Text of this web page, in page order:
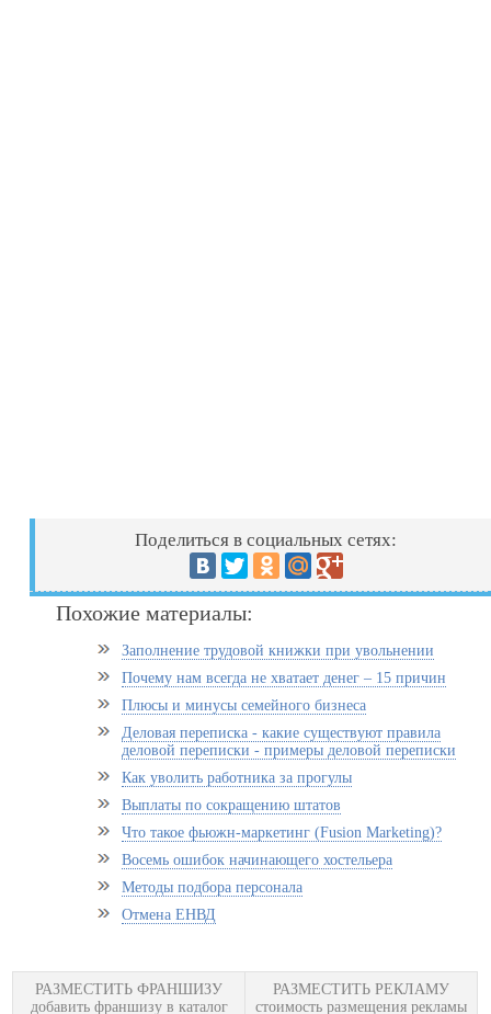
Поделиться в социальных сетях:
Похожие материалы:
Заполнение трудовой книжки при увольнении
Почему нам всегда не хватает денег – 15 причин
Плюсы и минусы семейного бизнеса
Деловая переписка - какие существуют правила
деловой переписки - примеры деловой переписки
Как уволить работника за прогулы
Выплаты по сокращению штатов
Что такое фьюжн-маркетинг (Fusion Marketing)?
Восемь ошибок начинающего хостельера
Методы подбора персонала
Отмена ЕНВД
РАЗМЕСТИТЬ ФРАНШИЗУ
добавить франшизу в каталог
РАЗМЕСТИТЬ РЕКЛАМУ
стоимость размещения рекламы